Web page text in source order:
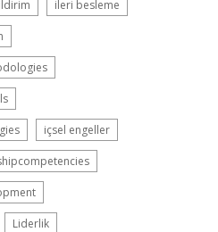
ileri besleme
içsel engeller
Liderlik